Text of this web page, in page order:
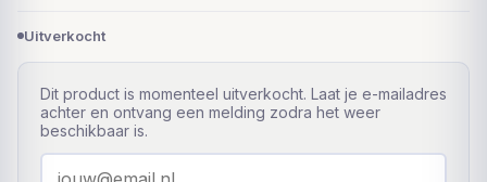
Uitverkocht
Dit product is momenteel uitverkocht. Laat je e-mailadres
achter en ontvang een melding zodra het weer
beschikbaar is.